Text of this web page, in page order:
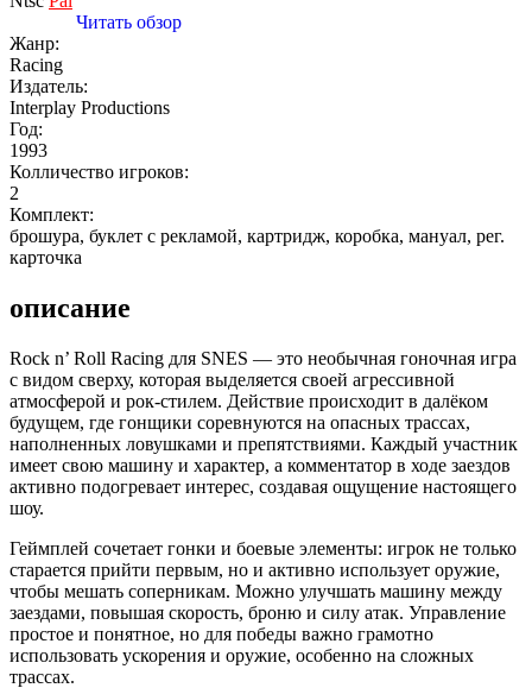
Читать обзор
Жанр:
Racing
Издатель:
Interplay Productions
Год:
1993
Колличество игроков:
2
Комплект:
брошура, буклет с рекламой, картридж, коробка, мануал, рег.
карточка
описание
Rock n’ Roll Racing для SNES — это необычная гоночная игра
с видом сверху, которая выделяется своей агрессивной
атмосферой и рок-стилем. Действие происходит в далёком
будущем, где гонщики соревнуются на опасных трассах,
наполненных ловушками и препятствиями. Каждый участник
имеет свою машину и характер, а комментатор в ходе заездов
активно подогревает интерес, создавая ощущение настоящего
шоу.
Геймплей сочетает гонки и боевые элементы: игрок не только
старается прийти первым, но и активно использует оружие,
чтобы мешать соперникам. Можно улучшать машину между
заездами, повышая скорость, броню и силу атак. Управление
простое и понятное, но для победы важно грамотно
использовать ускорения и оружие, особенно на сложных
трассах.